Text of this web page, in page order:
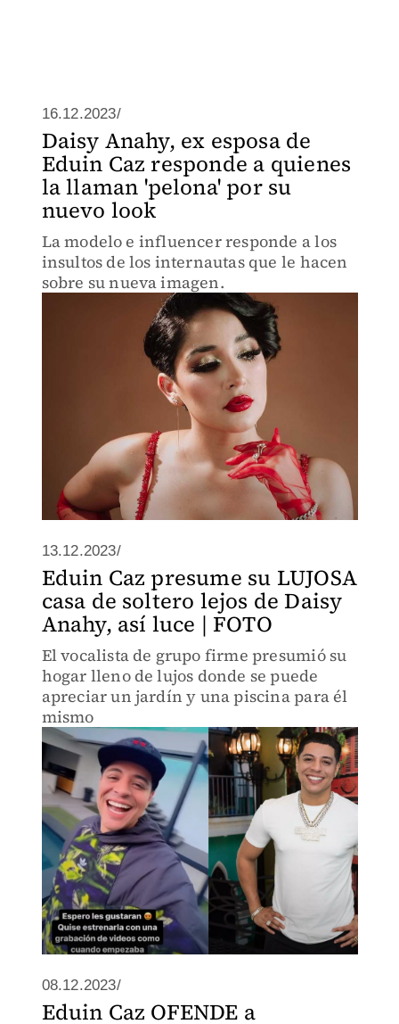
16.12.2023/
Daisy Anahy, ex esposa de
Eduin Caz responde a quienes
la llaman 'pelona' por su
nuevo look
La modelo e influencer responde a los
insultos de los internautas que le hacen
sobre su nueva imagen.
13.12.2023/
Eduin Caz presume su LUJOSA
casa de soltero lejos de Daisy
Anahy, así luce | FOTO
El vocalista de grupo firme presumió su
hogar lleno de lujos donde se puede
apreciar un jardín y una piscina para él
mismo
08.12.2023/
Eduin Caz OFENDE a